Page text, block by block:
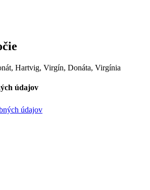
Hartvig, Virgín, Donáta, Virgínia
údajov